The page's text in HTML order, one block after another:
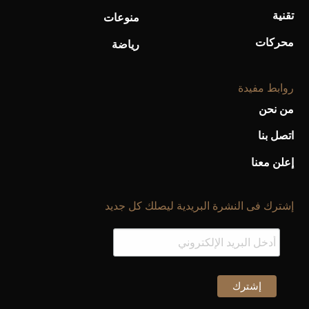
تقنية
محركات
منوعات
رياضة
روابط مفيدة
من نحن
اتصل بنا
إعلن معنا
إشترك فى النشرة البريدية ليصلك كل جديد